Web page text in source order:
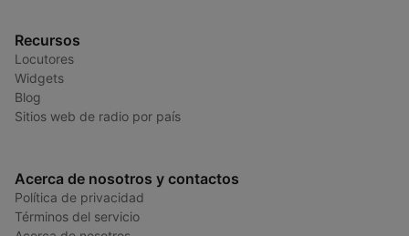
Recursos
Locutores
Widgets
Blog
Sitios web de radio por país
Acerca de nosotros y contactos
Política de privacidad
Términos del servicio